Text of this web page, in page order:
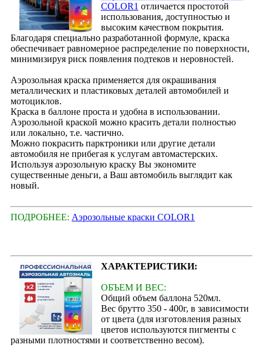
COLOR1 отличается простотой
использования, доступностью и
высоким качеством покрытия.
Благодаря специально разработанной формуле, краска
обеспечивает равномерное распределение по поверхности,
минимизируя риск появления подтеков и неровностей.
Аэрозольная краска применяется для окрашивания
металлических и пластиковых деталей автомобилей и
мотоциклов.
Краска в баллоне проста и удобна в использовании.
Аэрозольной краской можно красить детали полностью
или локально, т.е. частично.
Можно покрасить парктроники или другие детали
автомобиля не прибегая к услугам автомастерских.
Используя аэрозольную краску Вы экономите
существенные деньги, а Ваш автомобиль выглядит как
новый.
ПОДРОБНЕЕ: Аэрозольные краски COLOR1
ХАРАКТЕРИСТИКИ:
ОБЪЕМ И ВЕС:
Общий объем баллона 520мл.
Вес брутто 350 - 400г, в зависимости
от цвета (для изготовления разных
цветов используются пигменты с
разными плотностями и соответственно весом).